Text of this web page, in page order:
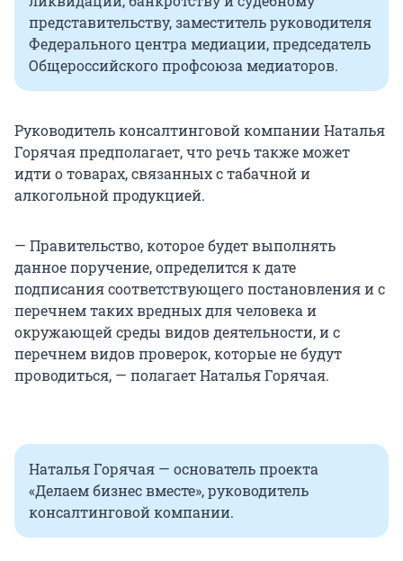
представительству, заместитель руководителя
Федерального центра медиации, председатель
Общероссийского профсоюза медиаторов.
Руководитель консалтинговой компании Наталья
Горячая предполагает, что речь также может
идти о товарах, связанных с табачной и
алкогольной продукцией.
— Правительство, которое будет выполнять
данное поручение, определится к дате
подписания соответствующего постановления и с
перечнем таких вредных для человека и
окружающей среды видов деятельности, и с
перечнем видов проверок, которые не будут
проводиться, — полагает Наталья Горячая.
Наталья Горячая — основатель проекта
«Делаем бизнес вместе», руководитель
консалтинговой компании.